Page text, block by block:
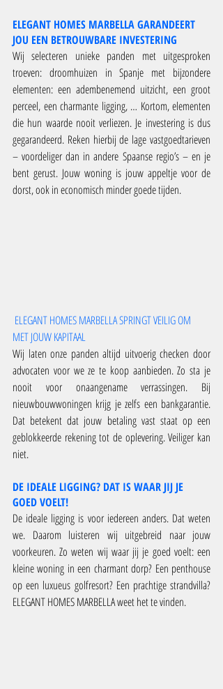
ELEGANT HOMES MARBELLA GARANDEERT
JOU EEN BETROUWBARE INVESTERING
Wij selecteren unieke panden met uitgesproken
troeven: droomhuizen in Spanje met bijzondere
elementen: een adembenemend uitzicht, een groot
perceel, een charmante ligging, … Kortom, elementen
die hun waarde nooit verliezen. Je investering is dus
gegarandeerd. Reken hierbij de lage vastgoedtarieven
– voordeliger dan in andere Spaanse regio’s – en je
bent gerust. Jouw woning is jouw appeltje voor de
dorst, ook in economisch minder goede tijden.
ELEGANT HOMES MARBELLA SPRINGT VEILIG OM
MET JOUW KAPITAAL
Wij laten onze panden altijd uitvoerig checken door
advocaten voor we ze te koop aanbieden. Zo sta je
nooit voor onaangename verrassingen. Bij
nieuwbouwwoningen krijg je zelfs een bankgarantie.
Dat betekent dat jouw betaling vast staat op een
geblokkeerde rekening tot de oplevering. Veiliger kan
niet.
DE IDEALE LIGGING? DAT IS WAAR JIJ JE
GOED VOELT!
De ideale ligging is voor iedereen anders. Dat weten
we. Daarom luisteren wij uitgebreid naar jouw
voorkeuren. Zo weten wij waar jij je goed voelt: een
kleine woning in een charmant dorp? Een penthouse
op een luxueus golfresort? Een prachtige strandvilla?
ELEGANT HOMES MARBELLA weet het te vinden.